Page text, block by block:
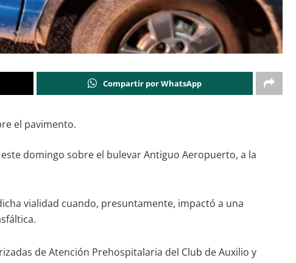
Compartir por WhatsApp
el pavimento.
domingo sobre el bulevar Antiguo Aeropuerto, a la
vialidad cuando, presuntamente, impactó a una
de Atención Prehospitalaria del Club de Auxilio y